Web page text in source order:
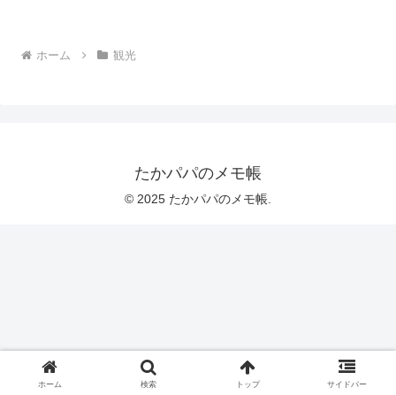
ホーム 観光
たかパパのメモ帳
© 2025 たかパパのメモ帳.
ホーム 検索 トップ サイドバー